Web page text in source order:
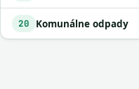
20 Komunálne odpady